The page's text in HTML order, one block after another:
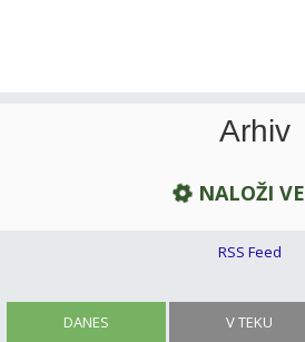
DANES V TEKU
Arhiv
NALOŽI
RSS Feed